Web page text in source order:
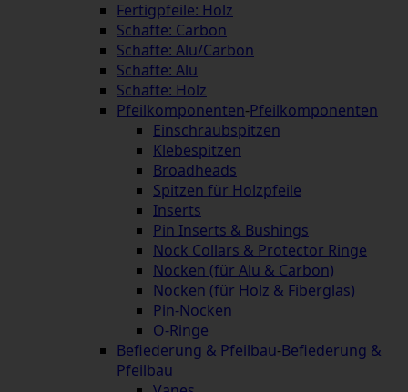
Fertigpfeile: Holz
Schäfte: Carbon
Schäfte: Alu/Carbon
Schäfte: Alu
Schäfte: Holz
Pfeilkomponenten-Pfeilkomponenten
Einschraubspitzen
Klebespitzen
Broadheads
Spitzen für Holzpfeile
Inserts
Pin Inserts & Bushings
Nock Collars & Protector Ringe
Nocken (für Alu & Carbon)
Nocken (für Holz & Fiberglas)
Pin-Nocken
O-Ringe
Befiederung & Pfeilbau-Befiederung &
Pfeilbau